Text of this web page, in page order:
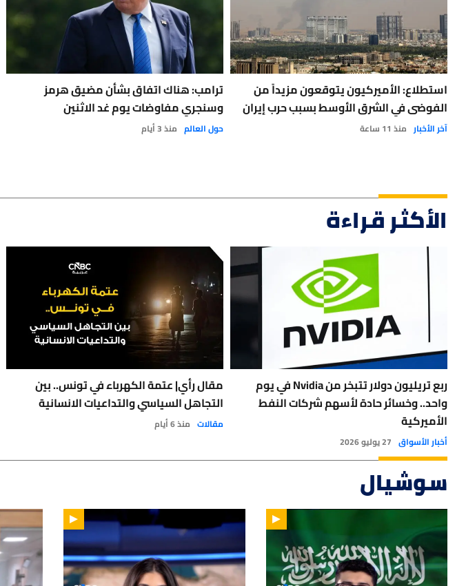
استطلاع: الأميركيون يتوقعون مزيداً من
الفوضى في الشرق الأوسط بسبب حرب إيران
آخر الأخبار منذ 11 ساعة
ترامب: هناك اتفاق بشأن مضيق هرمز
وسنجري مفاوضات يوم غد الاثنين
حول العالم منذ 3 أيام
الأكثر قراءة
ربع تريليون دولار تتبخر من Nvidia في يوم
واحد.. وخسائر حادة لأسهم شركات النفط
الأميركية
أخبار الأسواق 27 يوليو 2026
مقال رأي| عتمة الكهرباء في تونس.. بين
التجاهل السياسي والتداعيات الانسانية
مقالات منذ 6 أيام
سوشيال